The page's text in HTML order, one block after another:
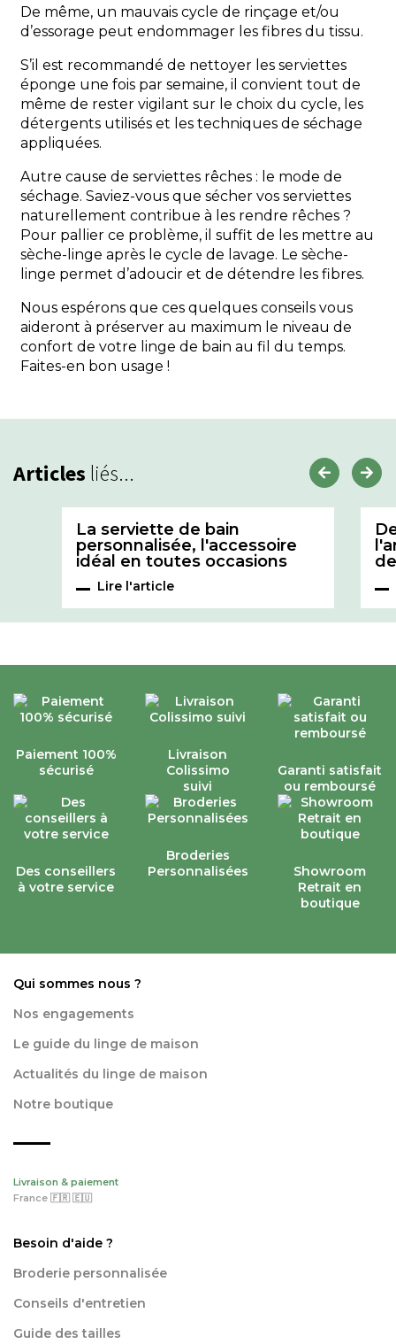
De même, un mauvais cycle de rinçage et/ou
d’essorage peut endommager les fibres du tissu.
S’il est recommandé de nettoyer les serviettes
éponge une fois par semaine, il convient tout de
même de rester vigilant sur le choix du cycle, les
détergents utilisés et les techniques de séchage
appliquées.
Autre cause de serviettes rêches : le mode de
séchage. Saviez-vous que sécher vos serviettes
naturellement contribue à les rendre rêches ?
Pour pallier ce problème, il suffit de les mettre au
sèche-linge après le cycle de lavage. Le sèche-
linge permet d’adoucir et de détendre les fibres.
Nous espérons que ces quelques conseils vous
aideront à préserver au maximum le niveau de
confort de votre linge de bain au fil du temps.
Faites-en bon usage !
Articles liés...
La serviette de bain
personnalisée, l'accessoire
idéal en toutes occasions
Lire l'article
Paiement 100%
sécurisé
Livraison
Colissimo
suivi
Garanti satisfait
ou remboursé
Des conseillers
à votre service
Broderies
Personnalisées
Showroom
Retrait en
boutique
Qui sommes nous ?
Nos engagements
Le guide du linge de maison
Actualités du linge de maison
Notre boutique
Livraison & paiement
France 🇫🇷 🇪🇺
Besoin d'aide ?
Broderie personnalisée
Conseils d'entretien
Guide des tailles